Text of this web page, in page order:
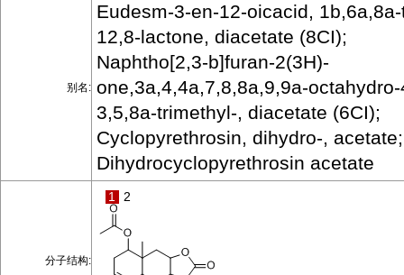
别名:
Eudesm-3-en-12-oicacid,
12,8-lactone, diacetate (8CI);
Naphtho[2,3-b]furan-2(3H)-
one,3a,4,4a,7,8,8a,9,9a-
3,5,8a-trimethyl-, diacetate (6CI);
Cyclopyrethrosin, dihydro-, acetate;
Dihydrocyclopyrethrosin acetate
分子结构:
1 2